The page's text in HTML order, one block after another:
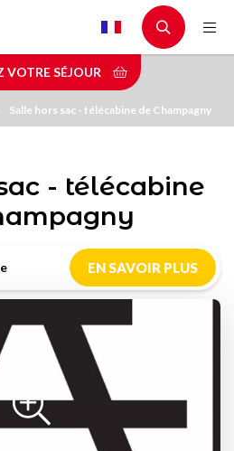
VOTRE SÉJOUR
Salle hors sac - télécabine de Champagny
- télécabine
EN SAVOIR PLUS